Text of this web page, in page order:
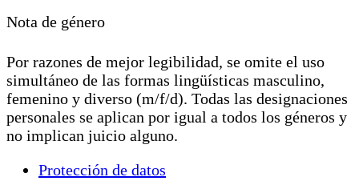
Nota de género
Por razones de mejor legibilidad, se omite el uso
simultáneo de las formas lingüísticas masculino,
femenino y diverso (m/f/d). Todas las designaciones
personales se aplican por igual a todos los géneros y
no implican juicio alguno.
Protección de datos